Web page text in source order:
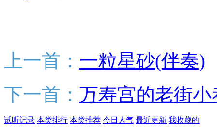
上一首： 一粒星砂(伴奏)
下一首： 万寿宫的老街
试听记录 本类排行 本类推荐 今日人气 最近更新 我收藏的